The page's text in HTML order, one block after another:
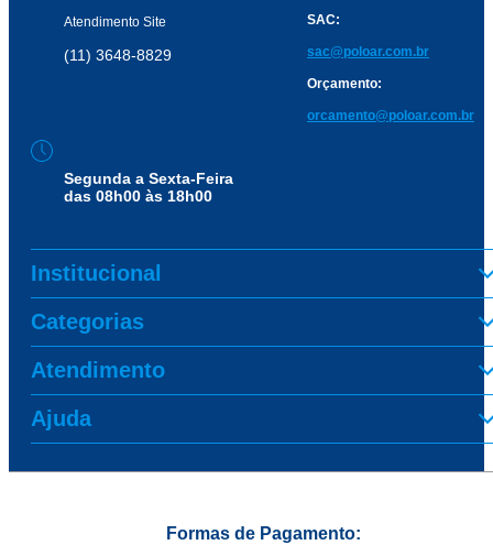
Atendimento Site
(11) 3648-8829
SAC:
sac@poloar.com.br
Orçamento:
orcamento@poloar.com.br
Segunda a Sexta-Feira
das 08h00 às 18h00
Institucional
Categorias
Atendimento
Ajuda
Formas de Pagamento: